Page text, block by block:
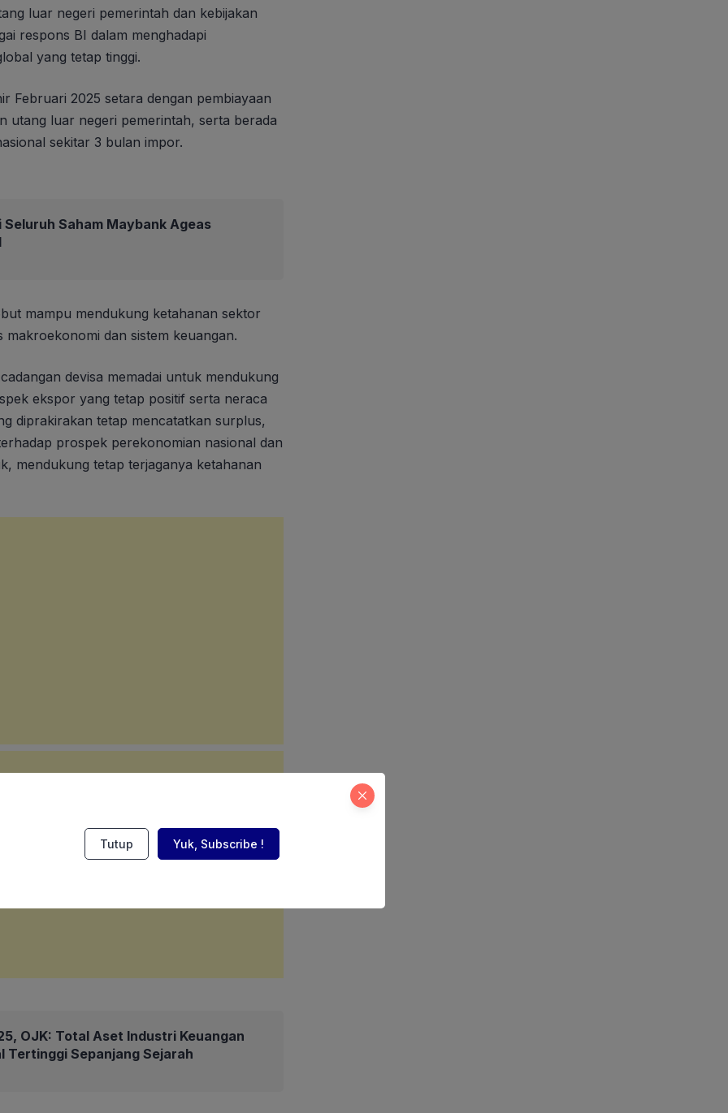
luar negeri pemerintah dan kebijakan
respons BI dalam menghadapi
yang tetap tinggi.
Februari 2025 setara dengan pembiayaan
utang luar negeri pemerintah, serta berada
sekitar 3 bulan impor.
Seluruh Saham Maybank Ageas
mampu mendukung ketahanan sektor
makroekonomi dan sistem keuangan.
devisa memadai untuk mendukung
ekspor yang tetap positif serta neraca
diprakirakan tetap mencatatkan surplus,
prospek perekonomian nasional dan
mendukung tetap terjaganya ketahanan
OJK: Total Aset Industri Keuangan
Tertinggi Sepanjang Sejarah
Tutup Yuk, Subscribe !